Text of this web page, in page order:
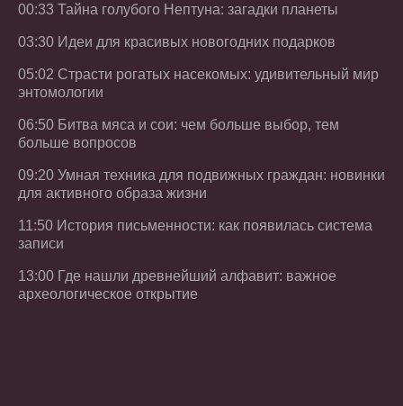
00:33 Тайна голубого Нептуна: загадки планеты
03:30 Идеи для красивых новогодних подарков
05:02 Страсти рогатых насекомых: удивительный мир
энтомологии
06:50 Битва мяса и сои: чем больше выбор, тем
больше вопросов
09:20 Умная техника для подвижных граждан: новинки
для активного образа жизни
11:50 История письменности: как появилась система
записи
13:00 Где нашли древнейший алфавит: важное
археологическое открытие